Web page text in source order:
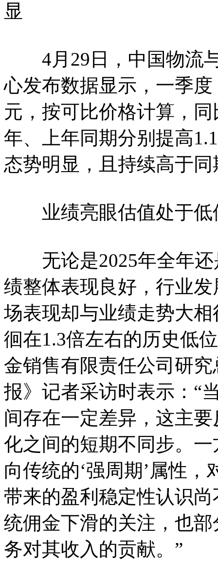
显
4月29日，中国物流与
心发布数据显示，一季
元，按可比价格计算，
年、上年同期分别提高
态势明显，且持续高于同
业绩亮眼估值处于低
无论是2025年全年还
绩整体表现良好，行业
场表现却与业绩走势大
徊在1.3倍左右的历史低
金销售有限责任公司研
报》记者采访时表示：“
间存在一定差异，这主
化之间的短期不同步。
向传统的‘强周期’属性
带来的盈利稳定性认识
统佣金下滑的关注，也
务对其收入的贡献。”